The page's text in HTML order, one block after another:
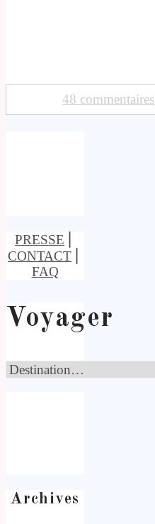
48 commentaires
PRESSE
CONTACT
FAQ
Voyager
Archives